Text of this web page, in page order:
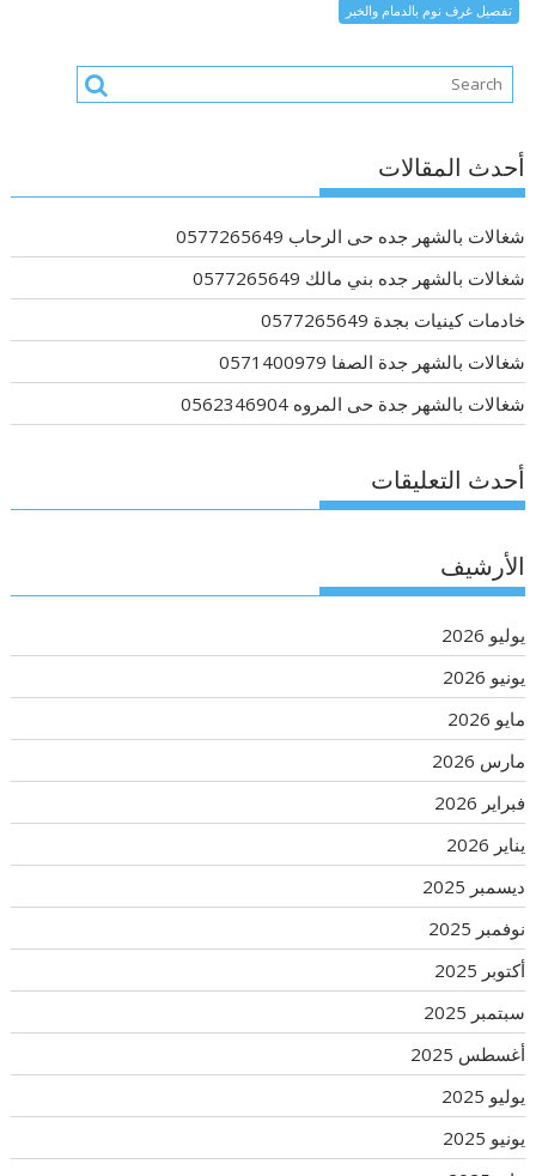
تفصيل غرف نوم بالدمام والخبر
أحدث المقالات
شغالات بالشهر جده حى الرحاب 0577265649
شغالات بالشهر جده بني مالك 0577265649
خادمات كينيات بجدة 0577265649
شغالات بالشهر جدة الصفا 0571400979
شغالات بالشهر جدة حى المروه 0562346904
أحدث التعليقات
الأرشيف
يوليو 2026
يونيو 2026
مايو 2026
مارس 2026
فبراير 2026
يناير 2026
ديسمبر 2025
نوفمبر 2025
أكتوبر 2025
سبتمبر 2025
أغسطس 2025
يوليو 2025
يونيو 2025